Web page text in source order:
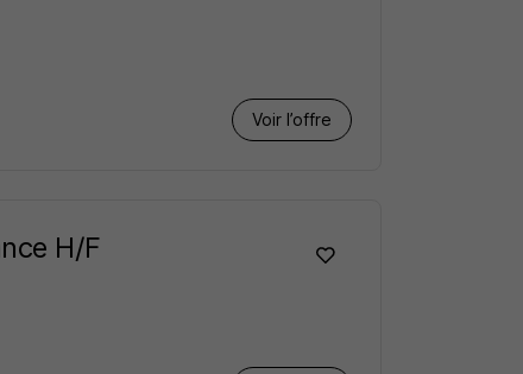
Voir l’offre
H/F